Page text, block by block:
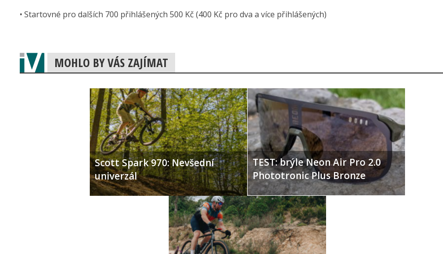
• Startovné pro dalších 700 přihlášených 500 Kč (400 Kč pro dva a více přihlášených)
MOHLO BY VÁS ZAJÍMAT
Scott Spark 970: Nevšední
univerzál
TEST: brýle Neon Air Pro 2.0
Phototronic Plus Bronze